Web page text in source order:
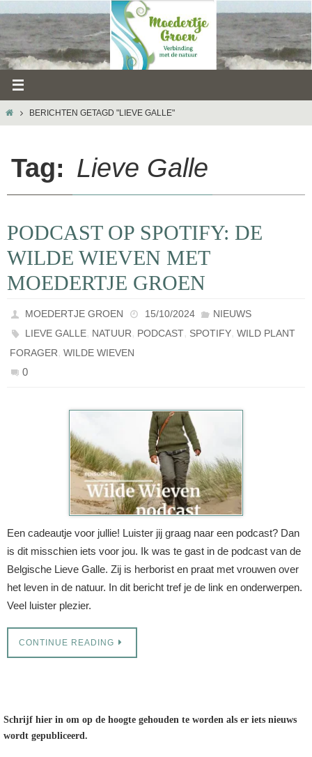
naar
inhoud
HOMEBERICHTEN GETAGD "LIEVE GALLE"
Tag: Lieve Galle
PODCAST OP SPOTIFY: DE
WILDE WIEVEN MET
MOEDERTJE GROEN
MOEDERTJE GROEN 15/10/2024
NIEUWS
LIEVE GALLE, NATUUR, PODCAST, SPOTIFY,WILD PLANT
FORAGER, WILDE WIEVEN
0
Een cadeautje voor jullie! Luister jij graag naar een podcast? Dan
is dit misschien iets voor jou. Ik was te gast in de podcast van de
Belgische Lieve Galle. Zij is herborist en praat met vrouwen over
het leven in de natuur. In dit bericht tref je de link en onderwerpen.
Veel luister plezier.
CONTINUE READING
Schrijf hier in om op de hoogte gehouden te worden als er iets nieuws
wordt gepubliceerd.